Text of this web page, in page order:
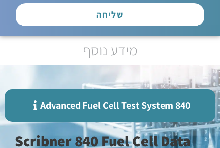
שליחה
מידע נוסף
840 Advanced Fuel Cell Test System
Scribner 840 Fuel Cell Data